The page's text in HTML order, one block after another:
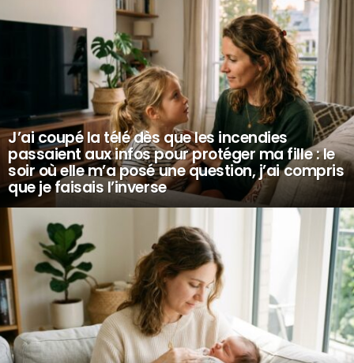
J’ai coupé la télé dès que les incendies
passaient aux infos pour protéger ma fille : le
soir où elle m’a posé une question, j’ai compris
que je faisais l’inverse